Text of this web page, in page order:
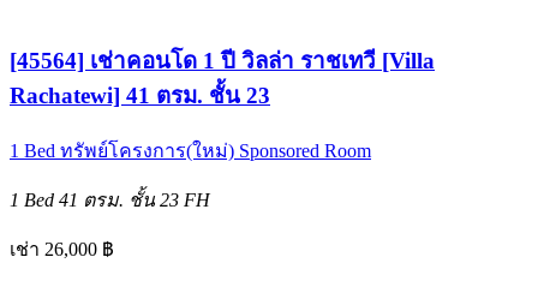
[45564] เช่าคอนโด 1 ปี วิลล่า ราชเทวี [Villa
Rachatewi] 41 ตรม. ชั้น 23
1 Bed ทรัพย์โครงการ(ใหม่) Sponsored Room
1 Bed 41 ตรม. ชั้น 23 FH
เช่า 26,000 ฿